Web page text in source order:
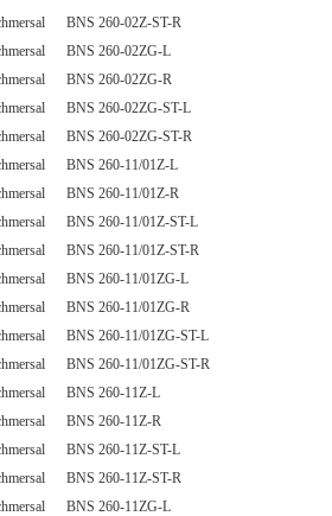
BNS 260-02Z-ST-R
BNS 260-02ZG-L
BNS 260-02ZG-R
BNS 260-02ZG-ST-L
BNS 260-02ZG-ST-R
BNS 260-11/01Z-L
BNS 260-11/01Z-R
BNS 260-11/01Z-ST-L
BNS 260-11/01Z-ST-R
BNS 260-11/01ZG-L
BNS 260-11/01ZG-R
BNS 260-11/01ZG-ST-L
BNS 260-11/01ZG-ST-R
BNS 260-11Z-L
BNS 260-11Z-R
BNS 260-11Z-ST-L
BNS 260-11Z-ST-R
BNS 260-11ZG-L